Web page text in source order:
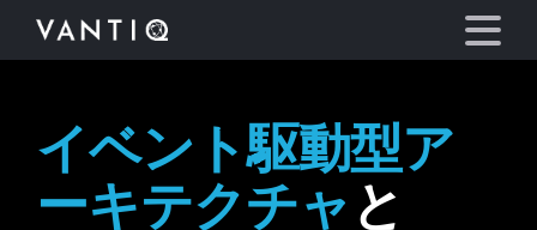
プラットフォーム
事業内容
イベント駆動型ア
ーキテクチャ と